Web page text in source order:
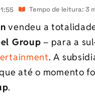
Tempo de leitura: 3
vendeu a
Group – para a
. A
até o momento
.